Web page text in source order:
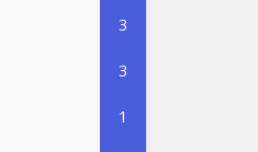
3
3
1